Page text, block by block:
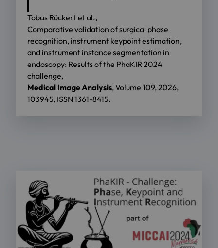
Tobas Rückert et al.,
Comparative validation of surgical phase
recognition, instrument keypoint estimation,
and instrument instance segmentation in
endoscopy: Results of the PhaKIR 2024
challenge,
Medical Image Analysis, Volume 109, 2026,
103945, ISSN 1361-8415.